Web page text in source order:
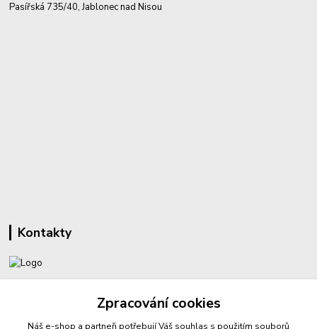
Pasířská 735/40, Jablonec nad Nisou
Kontakty
Zpracování cookies
Náš e-shop a partneři potřebují Váš souhlas s použitím souborů